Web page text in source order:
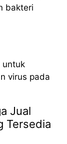
bakteri
untuk
virus pada
Jual
Tersedia